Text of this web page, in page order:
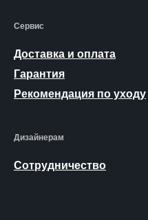
Сервис
Доставка и оплата
Гарантия
Рекомендация по уходу
Дизайнерам
Сотрудничество